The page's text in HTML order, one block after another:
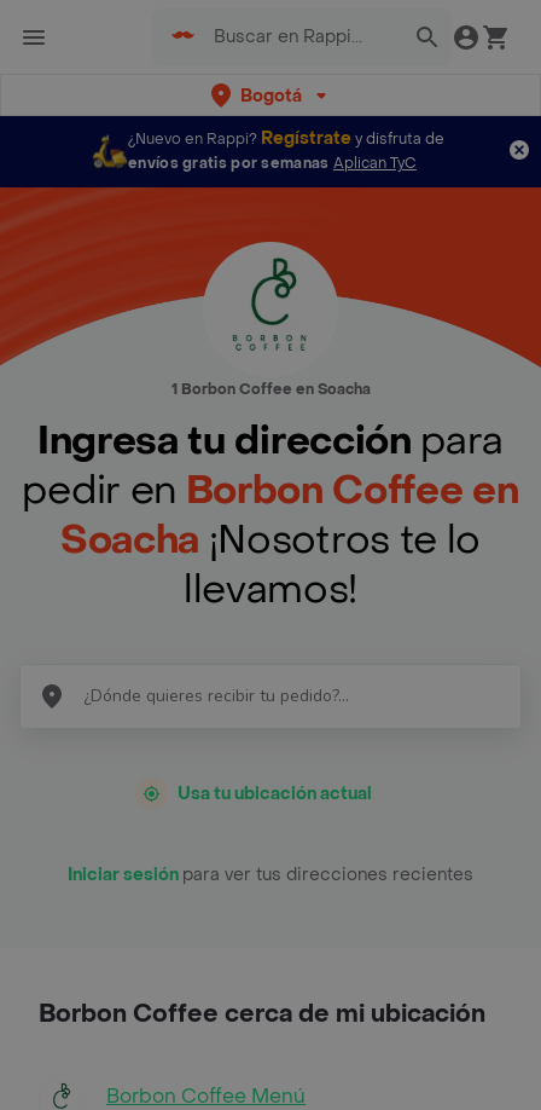
Bogotá
¿Nuevo en Rappi? Regístratey disfruta de
envíos gratis por semanas Aplican TyC
1 Borbon Coffee en Soacha
Ingresa tu dirección para
pedir en Borbon Coffee en
Soacha ¡Nosotros te lo
llevamos!
Usa tu ubicación actual
Iniciar sesión para ver tus direcciones recientes
Borbon Coffee cerca de mi ubicación
Borbon Coffee Menú